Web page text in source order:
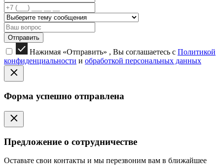
Отправить
Нажимая «Отправить» , Вы соглашаетесь с Политикой
конфиденциальности и обработкой персональных данных
Форма успешно отправлена
Предложение о сотрудничестве
Оставьте свои контакты и мы перезвоним вам в ближайшее